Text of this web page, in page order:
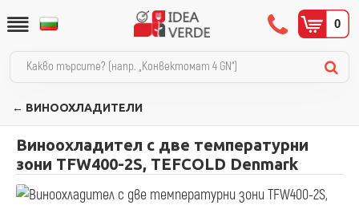
0
← ВИНООХЛАДИТЕЛИ
Виноохладител с две температурни
зони TFW400-2S, TEFCOLD Denmark